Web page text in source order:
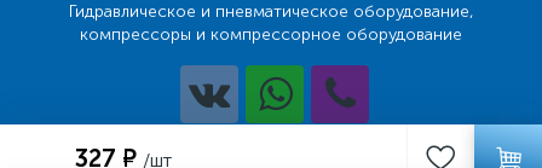
327 ₽ /шт
Гидравлическое и пневматическое оборудование,
компрессоры и компрессорное оборудование